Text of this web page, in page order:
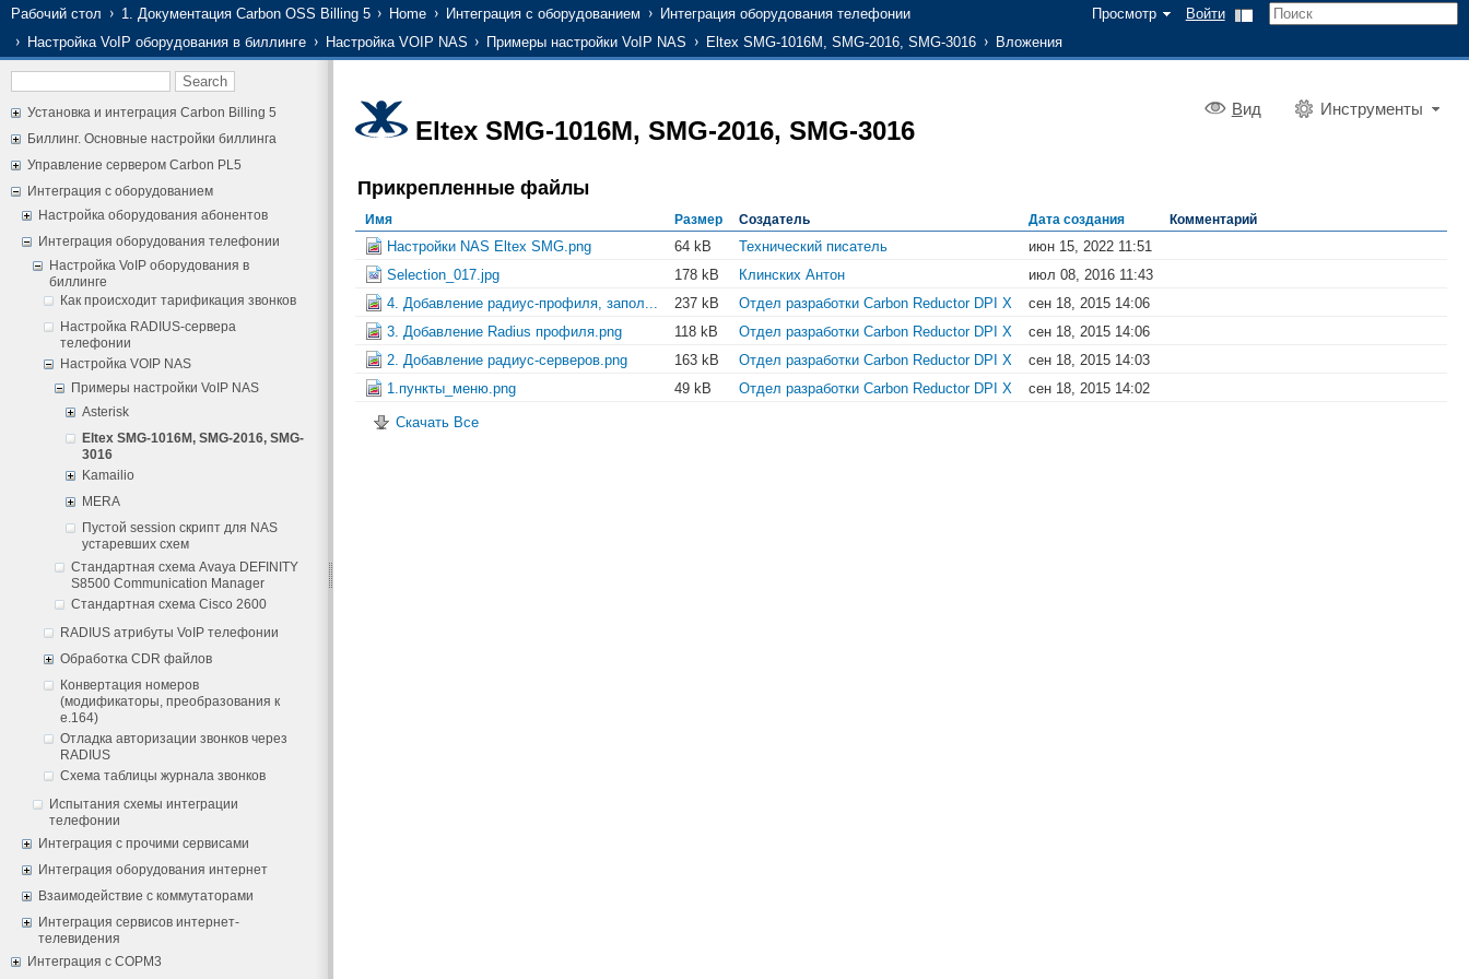
Просмотр Войти
Рабочий стол 1. Документация Carbon OSS Billing 5 Home Интеграция с оборудованием
Интеграция оборудования телефонии
Настройка VoIP оборудования в биллинге
Настройка VOIP NAS Примеры настройки VoIP NAS Eltex SMG-1016M, SMG-2016, SMG-3016 Вложения
Установка и интеграция Carbon Billing 5
Биллинг. Основные настройки биллинга
Управление сервером Carbon PL5
Интеграция с оборудованием
Настройка оборудования абонентов
Интеграция оборудования телефонии
Настройка VoIP оборудования в
биллинге
Как происходит тарификация звонков
Настройка RADIUS-сервера
телефонии
Настройка VOIP NAS
Примеры настройки VoIP NAS
Asterisk
Eltex SMG-1016M, SMG-2016, SMG-
3016
Kamailio
MERA
Пустой session скрипт для NAS
устаревших схем
Стандартная схема Avaya DEFINITY
S8500 Communication Manager
Стандартная схема Cisco 2600
RADIUS атрибуты VoIP телефонии
Обработка CDR файлов
Конвертация номеров
(модификаторы, преобразования к
e.164)
Отладка авторизации звонков через
RADIUS
Схема таблицы журнала звонков
Испытания схемы интеграции
телефонии
Интеграция с прочими сервисами
Интеграция оборудования интернет
Взаимодействие с коммутаторами
Интеграция сервисов интернет-
телевидения
Интеграция с СОРМ3
Вид Инструменты
Eltex SMG-1016M, SMG-2016, SMG-3016
Прикрепленные файлы
Имя Размер Создатель Дата создания Комментарий
Настройки NAS Eltex SMG.png 64 kB Технический писатель
июн 15, 2022 11:51
Selection_017.jpg
178 kB Клинских Антон
июл 08, 2016 11:43
4. Добавление радиус-профиля, запол...
237 kB Отдел разработки Carbon Reductor DPI X
сен 18, 2015 14:06
3. Добавление Radius профиля.png
118 kB Отдел разработки Carbon Reductor DPI X
сен 18, 2015 14:06
2. Добавление радиус-серверов.png
163 kB Отдел разработки Carbon Reductor DPI X
сен 18, 2015 14:03
1.пункты_меню.png
49 kB Отдел разработки Carbon Reductor DPI X сен 18, 2015 14:02
Скачать Все